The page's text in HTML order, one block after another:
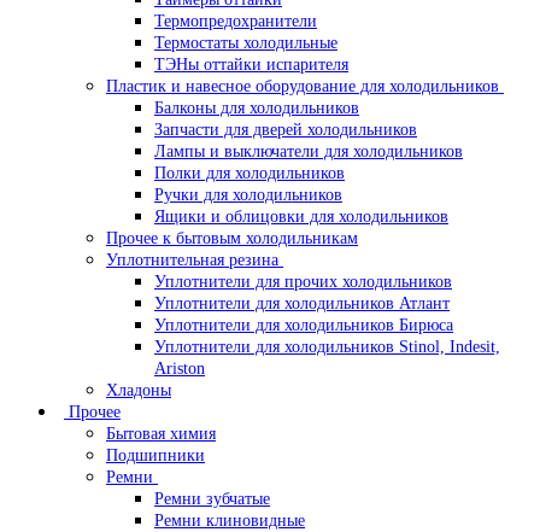
Термопредохранители
Термостаты холодильные
ТЭНы оттайки испарителя
Пластик и навесное оборудование для холодильников
Балконы для холодильников
Запчасти для дверей холодильников
Лампы и выключатели для холодильников
Полки для холодильников
Ручки для холодильников
Ящики и облицовки для холодильников
Прочее к бытовым холодильникам
Уплотнительная резина
Уплотнители для прочих холодильников
Уплотнители для холодильников Атлант
Уплотнители для холодильников Бирюса
Уплотнители для холодильников Stinol, Indesit,
Ariston
Хладоны
Прочее
Бытовая химия
Подшипники
Ремни
Ремни зубчатые
Ремни клиновидные